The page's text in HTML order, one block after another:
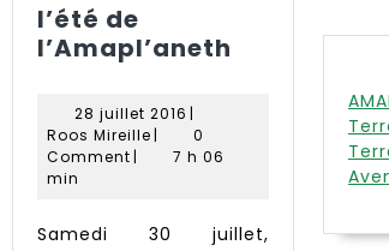
l’été de
l’Amapl’aneth
28 juillet 2016 28
juillet
2016
|
Roos MireilleRoos
Mireille
|
0
Comment |
7 h 06
min
Samedi 30 juillet,